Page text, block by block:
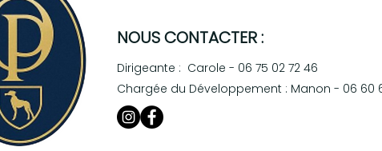
NOUS CONTACTER :
Dirigeante : Carole - 06 75 02 72 46
Chargée du Développement : Manon - 06 60